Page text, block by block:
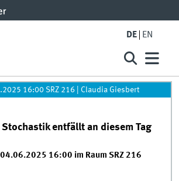
DE EN
16:00 SRZ 216 Claudia Giesbert
entfällt an diesem Tag
16:00 im Raum SRZ 216